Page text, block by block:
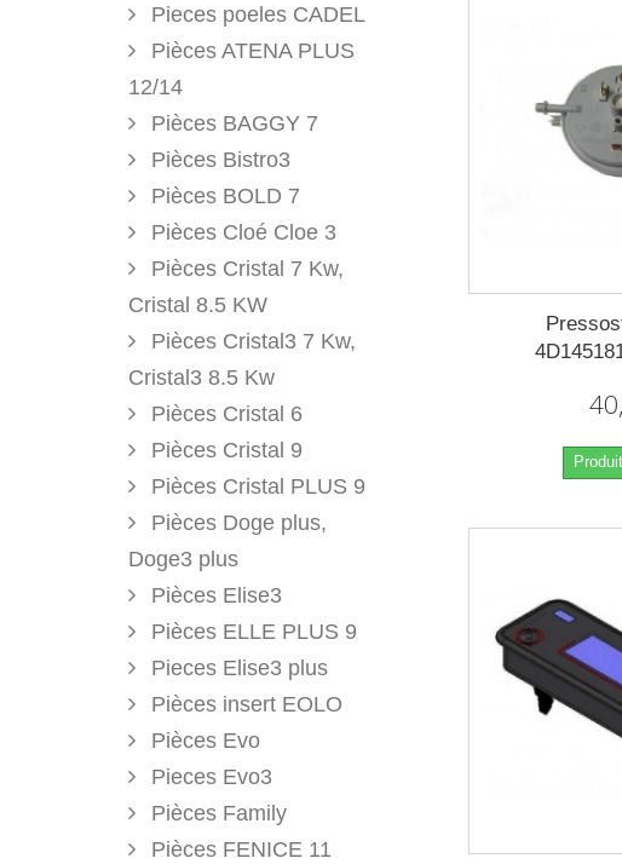
Pieces poeles CADEL
Pièces ATENA PLUS
12/14
Pièces BAGGY 7
Pièces Bistro3
Pièces BOLD 7
Pièces Cloé Cloe 3
Pièces Cristal 7 Kw,
Cristal 8.5 KW
Pièces Cristal3 7 Kw,
Cristal3 8.5 Kw
Pièces Cristal 6
Pièces Cristal 9
Pièces Cristal PLUS 9
Pièces Doge plus,
Doge3 plus
Pièces Elise3
Pièces ELLE PLUS 9
Pieces Elise3 plus
Pièces insert EOLO
Pièces Evo
Pieces Evo3
Pièces Family
Pièces FENICE 11